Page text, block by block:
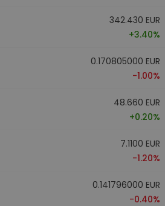
342.430 EUR
+3.40%
0.170805000 EUR
-1.00%
48.660 EUR
+0.20%
7.1100 EUR
-1.20%
0.141796000 EUR
-0.40%